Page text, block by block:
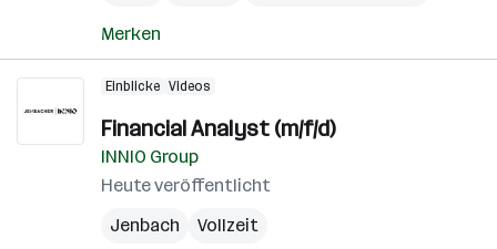
Merken
Einblicke Videos
Financial Analyst (m/f/d)
INNIO Group
Heute veröffentlicht
Jenbach
Vollzeit